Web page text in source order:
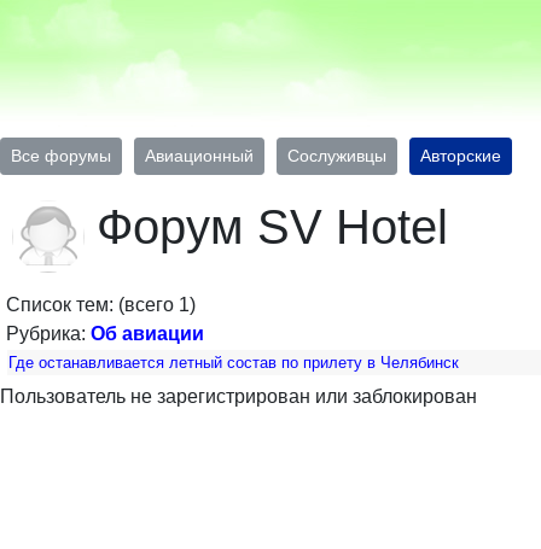
Все форумы Авиационный Сослуживцы Авторские
Форум SV Hotel
Список тем: (всего 1)
Рубрика: Об авиации
Где останавливается летный состав по прилету в Челябинск
Пользователь не зарегистрирован или заблокирован